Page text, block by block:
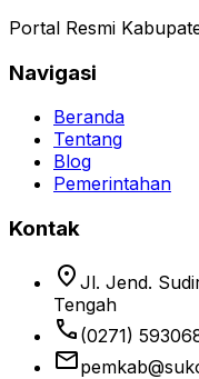
Portal Resmi
Navigasi
Beranda
Tentang
Blog
Pemerintahan
Kontak
location_on Jl. Jend.
Tengah
phone (0271)
email